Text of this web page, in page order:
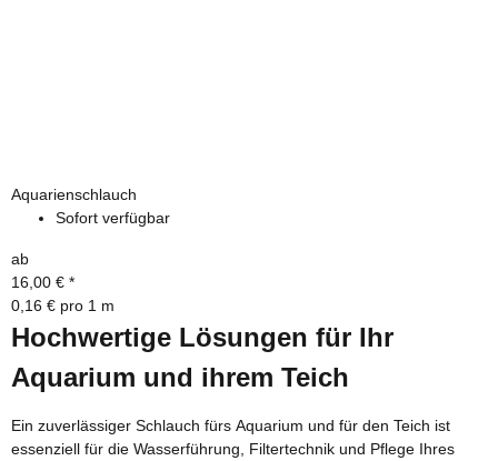
Aquarienschlauch
Sofort verfügbar
ab
16,00 € *
0,16 € pro 1 m
Hochwertige Lösungen für Ihr
Aquarium und ihrem Teich
Ein zuverlässiger Schlauch fürs Aquarium und für den Teich ist
essenziell für die Wasserführung, Filtertechnik und Pflege Ihres
für Ihr Setup. Unsere Aquarium-Schläuche sind flexibel, transparent
und frei von Schadstoffen – für maximale Sicherheit Ihrer Fische